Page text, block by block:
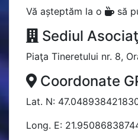
Vă așteptăm la o să
Sediul
Piaţa Tineretului nr. 8,
Coordonate
Lat. N:
Long. E: